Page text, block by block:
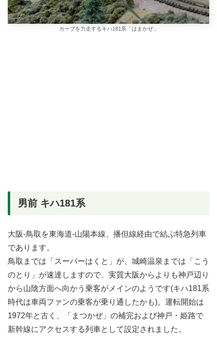
カーブを力走するキハ181系「はまかぜ」
男前 キハ181系
大阪-鳥取を東海道-山陽本線、播但線経由で結ぶ特急列車
であります。
鳥取までは「スーパーはくと」が、城崎温泉までは「こう
のとり」が速達しますので、実質大阪からよりも神戸辺り
から山陰方面へ向かう乗客がメインのようです(キハ181系
時代は車両ファンの乗客が乗り通したかも)。運転開始は
1972年と古く、「まつかぜ」の補完および神戸・姫路で
新幹線にアクセスする列車として設定されました。